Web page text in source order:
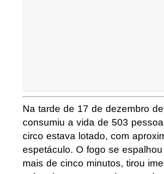
Na tarde de 17 de dezembro
consumiu a vida de 503
circo estava lotado, com
espetáculo. O fogo se
mais de cinco minutos, tirou